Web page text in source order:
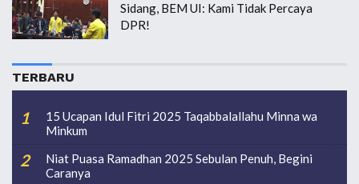
Sidang, BEM UI: Kami Tidak Percaya
DPR!
TERBARU
15 Ucapan Idul Fitri 2025 Taqabbalallahu Minna wa
Minkum
Niat Puasa Ramadhan 2025 Sebulan Penuh, Begini
Caranya